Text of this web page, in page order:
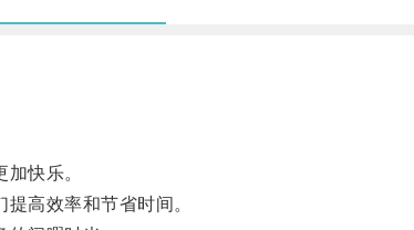
快乐。
高效率和节省时间。